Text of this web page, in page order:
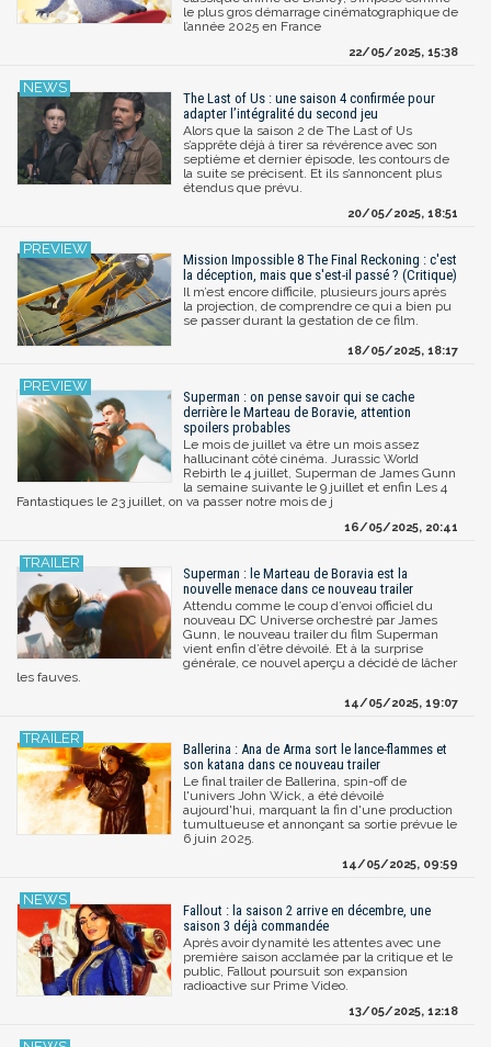
le plus gros démarrage cinématographique de
l’année 2025 en France
22/05/2025, 15:38
The Last of Us : une saison 4 confirmée pour
adapter l’intégralité du second jeu
Alors que la saison 2 de The Last of Us
s’apprête déjà à tirer sa révérence avec son
septième et dernier épisode, les contours de
la suite se précisent. Et ils s’annoncent plus
étendus que prévu.
20/05/2025, 18:51
Mission Impossible 8 The Final Reckoning : c'est
la déception, mais que s'est-il passé ? (Critique)
Il m’est encore difficile, plusieurs jours après
la projection, de comprendre ce qui a bien pu
se passer durant la gestation de ce film.
18/05/2025, 18:17
Superman : on pense savoir qui se cache
derrière le Marteau de Boravie, attention
spoilers probables
Le mois de juillet va être un mois assez
hallucinant côté cinéma. Jurassic World
Rebirth le 4 juillet, Superman de James Gunn
la semaine suivante le 9 juillet et enfin Les 4
Fantastiques le 23 juillet, on va passer notre mois de j
16/05/2025, 20:41
Superman : le Marteau de Boravia est la
nouvelle menace dans ce nouveau trailer
Attendu comme le coup d’envoi officiel du
nouveau DC Universe orchestré par James
Gunn, le nouveau trailer du film Superman
vient enfin d’être dévoilé. Et à la surprise
générale, ce nouvel aperçu a décidé de lâcher
les fauves.
14/05/2025, 19:07
Ballerina : Ana de Arma sort le lance-flammes et
son katana dans ce nouveau trailer
Le final trailer de Ballerina, spin-off de
l'univers John Wick, a été dévoilé
aujourd'hui, marquant la fin d'une production
tumultueuse et annonçant sa sortie prévue le
6 juin 2025.
14/05/2025, 09:59
Fallout : la saison 2 arrive en décembre, une
saison 3 déjà commandée
Après avoir dynamité les attentes avec une
première saison acclamée par la critique et le
public, Fallout poursuit son expansion
radioactive sur Prime Video.
13/05/2025, 12:18